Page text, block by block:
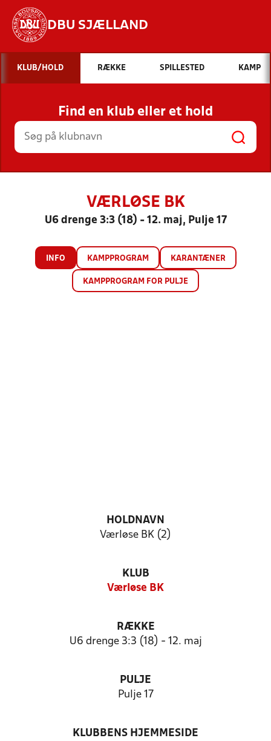
DBU SJÆLLAND
Hvad vil du søge efter?
INDHOLD OG NYHEDER
STILLINGER, RESULTATER, KLUBBER OG
HOLD
KLUB/HOLD RÆKKE SPILLESTED KAMP
Find en klub eller et hold
VÆRLØSE BK
U6 drenge 3:3 (18) - 12. maj, Pulje 17
INFO KAMPPROGRAM KARANTÆNER
KAMPPROGRAM FOR PULJE
HOLDNAVN
Værløse BK (2)
KLUB
Værløse BK
RÆKKE
U6 drenge 3:3 (18) - 12. maj
PULJE
Pulje 17
KLUBBENS HJEMMESIDE